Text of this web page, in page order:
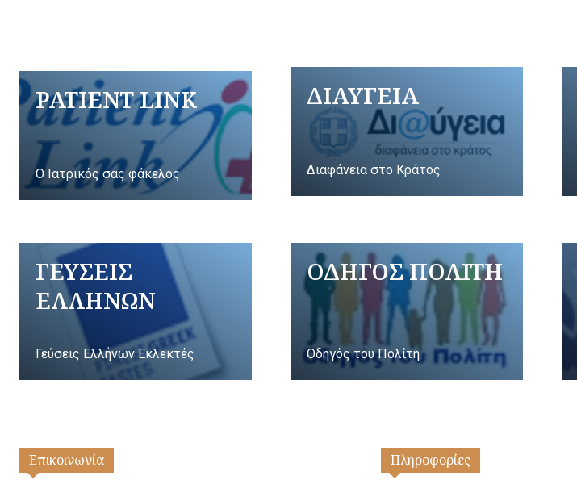
PATIENT LINK
Ο Ιατρικός σας φάκελος
ΔΙΑΥΓΕΙΑ
Διαφάνεια στο Κράτος
ΓΕΥΣΕΙΣ
ΕΛΛΗΝΩΝ
Γεύσεις Ελλήνων Εκλεκτές
ΟΔΗΓΟΣ ΠΟΛΙΤΗ
Οδηγός του Πολίτη
Επικοινωνία Πληροφορίες